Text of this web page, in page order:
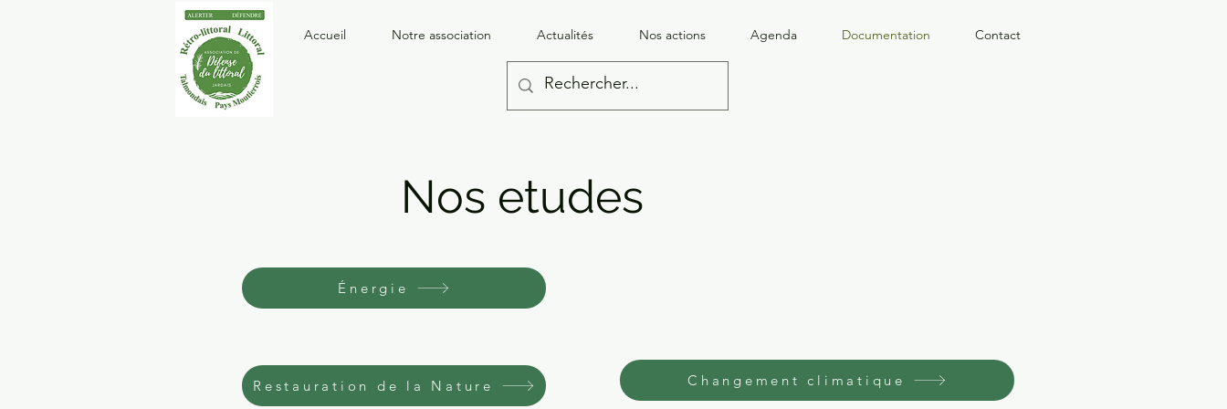
Accueil Notre association Actualités Nos actions Agenda Documentation Contact
Nos etudes
Énergie
Restauration de la Nature Changement climatique